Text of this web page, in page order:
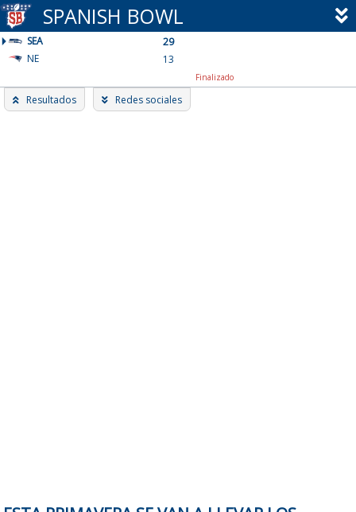
Skip
to
content
SPANISH BOWL
SEA
29
NE
13
Finalizado
Resultados Redes sociales